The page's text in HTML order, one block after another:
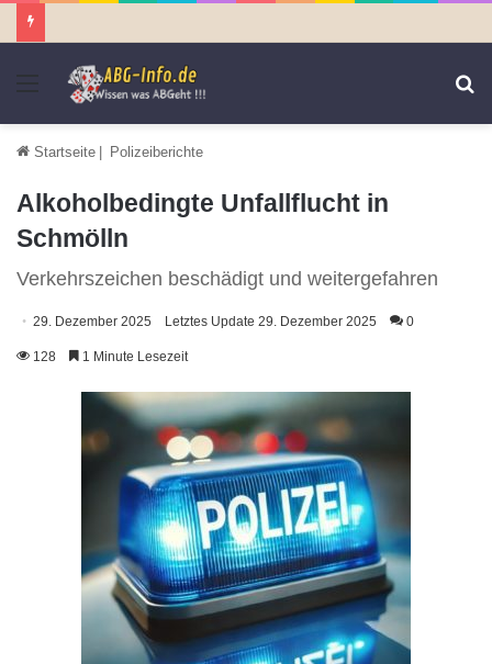
Menü
Startseite | Polizeiberichte
Alkoholbedingte Unfallflucht in
Schmölln
Verkehrszeichen beschädigt und weitergefahren
29. Dezember 2025 Letztes Update 29. Dezember 2025 0
128 1 Minute Lesezeit